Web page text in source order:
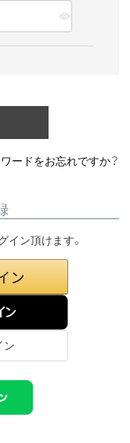
ードをお忘れですか？
ン
イン頂けます。